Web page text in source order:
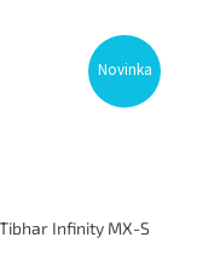
Novinka
Infinity MX-S